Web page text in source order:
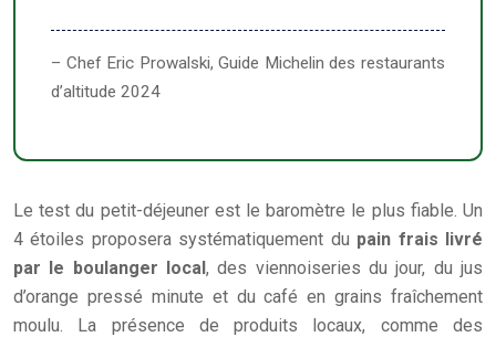
– Chef Eric Prowalski, Guide Michelin des restaurants
d’altitude 2024
Le test du petit-déjeuner est le baromètre le plus fiable. Un
4 étoiles proposera systématiquement du pain frais livré
par le boulanger local, des viennoiseries du jour, du jus
d’orange pressé minute et du café en grains fraîchement
moulu. La présence de produits locaux, comme des